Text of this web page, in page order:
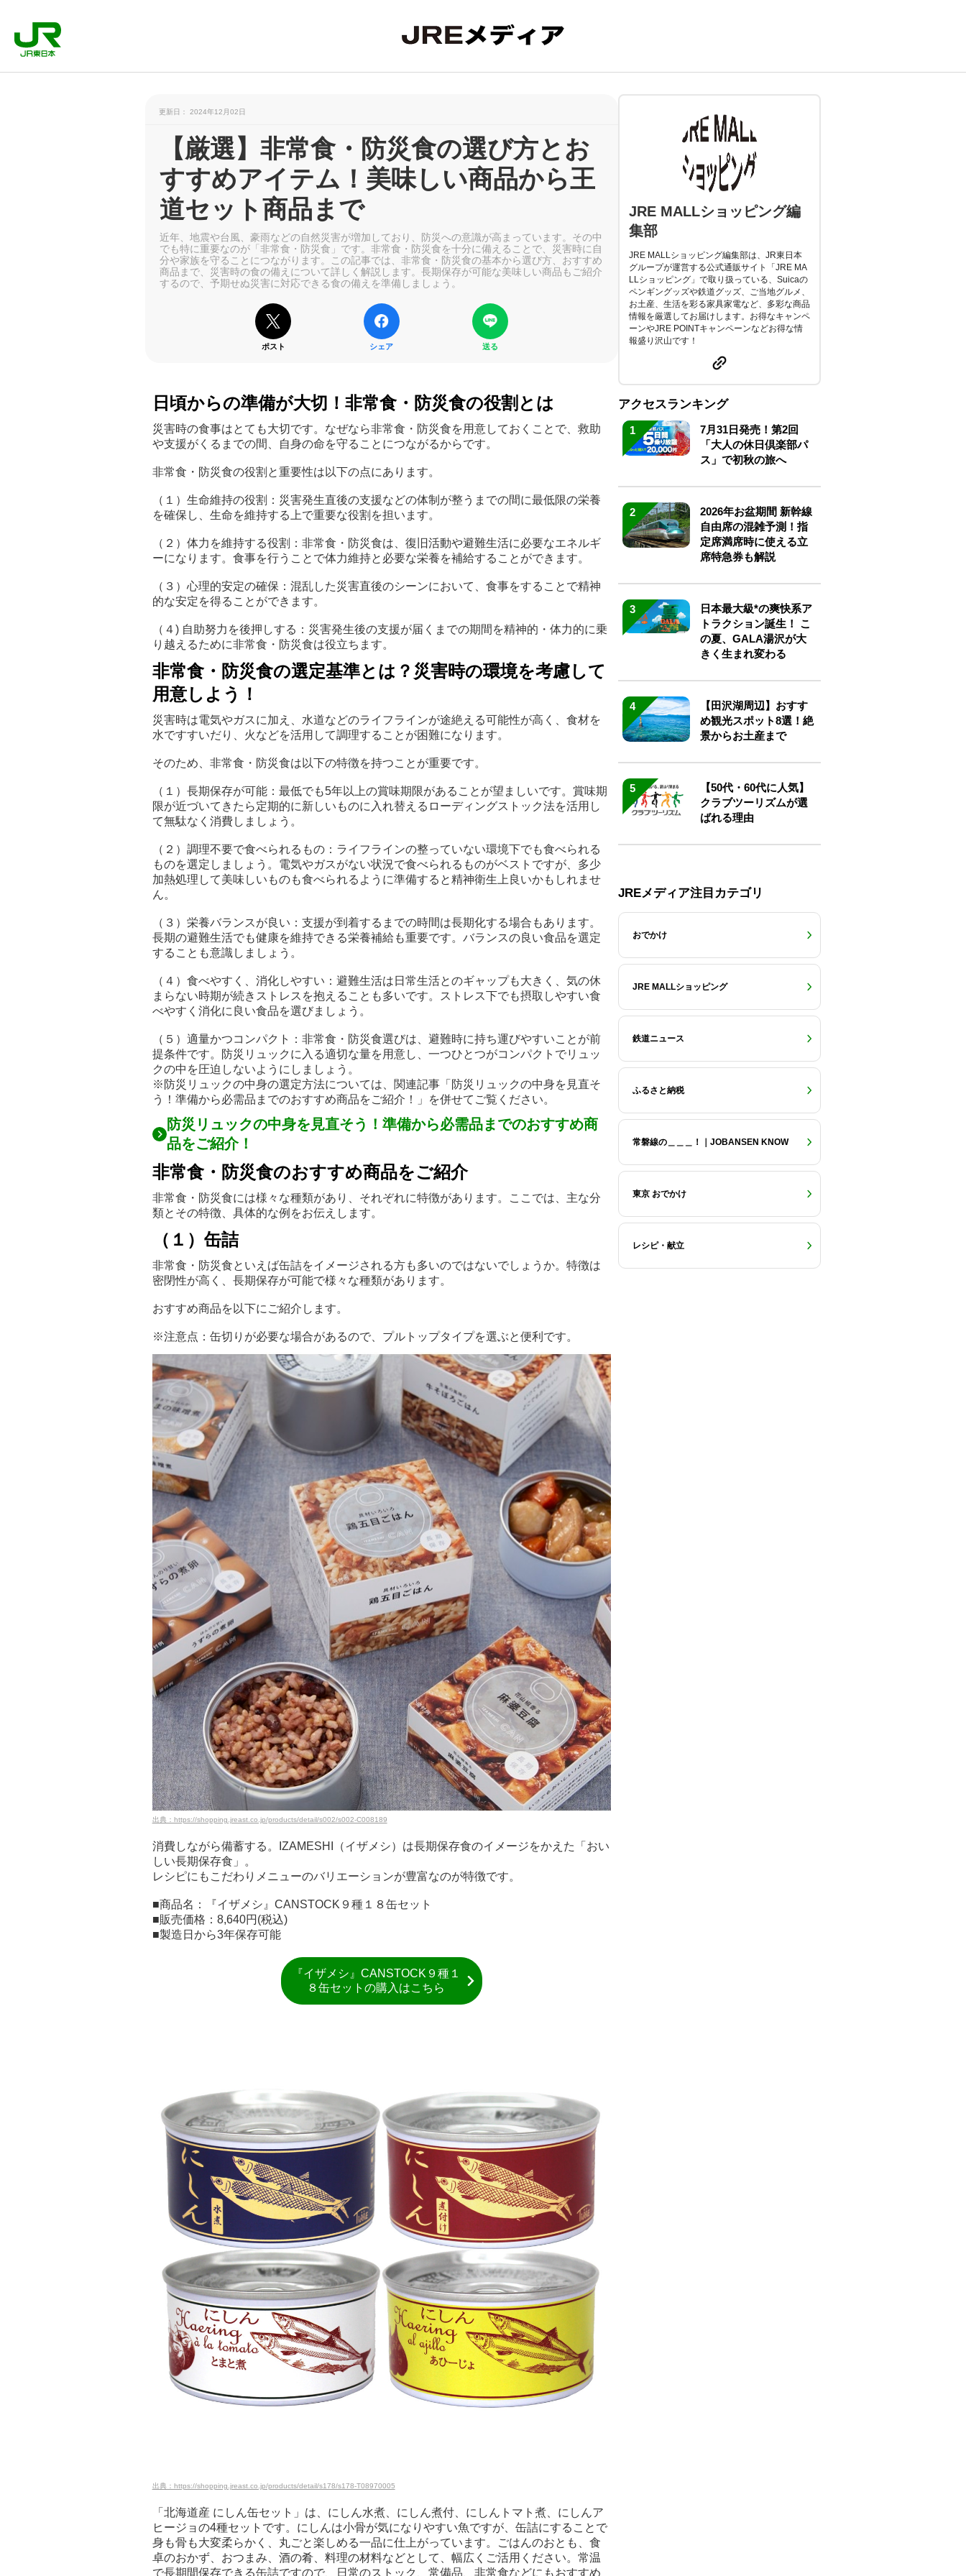
更新日： 2024年12月02日
【厳選】非常食・防災食の選び方とお
すすめアイテム！美味しい商品から王
道セット商品まで
近年、地震や台風、豪雨などの自然災害が増加しており、防災への意識が高まっています。その中
でも特に重要なのが「非常食・防災食」です。非常食・防災食を十分に備えることで、災害時に自
分や家族を守ることにつながります。この記事では、非常食・防災食の基本から選び方、おすすめ
商品まで、災害時の食の備えについて詳しく解説します。長期保存が可能な美味しい商品もご紹介
するので、予期せぬ災害に対応できる食の備えを準備しましょう。
ポスト シェア 送る
日頃からの準備が大切！非常食・防災食の役割とは
災害時の食事はとても大切です。なぜなら非常食・防災食を用意しておくことで、救助
や支援がくるまでの間、自身の命を守ることにつながるからです。
非常食・防災食の役割と重要性は以下の点にあります。
（１）生命維持の役割：災害発生直後の支援などの体制が整うまでの間に最低限の栄養
を確保し、生命を維持する上で重要な役割を担います。
（２）体力を維持する役割：非常食・防災食は、復旧活動や避難生活に必要なエネルギ
ーになります。食事を行うことで体力維持と必要な栄養を補給することができます。
（３）心理的安定の確保：混乱した災害直後のシーンにおいて、食事をすることで精神
的な安定を得ることができます。
（４) 自助努力を後押しする：災害発生後の支援が届くまでの期間を精神的・体力的に乗
り越えるために非常食・防災食は役立ちます。
非常食・防災食の選定基準とは？災害時の環境を考慮して
用意しよう！
災害時は電気やガスに加え、水道などのライフラインが途絶える可能性が高く、食材を
水ですすいだり、火などを活用して調理することが困難になります。
そのため、非常食・防災食は以下の特徴を持つことが重要です。
（１）長期保存が可能：最低でも5年以上の賞味期限があることが望ましいです。賞味期
限が近づいてきたら定期的に新しいものに入れ替えるローディングストック法を活用し
て無駄なく消費しましょう。
（２）調理不要で食べられるもの：ライフラインの整っていない環境下でも食べられる
ものを選定しましょう。電気やガスがない状況で食べられるものがベストですが、多少
加熱処理して美味しいものも食べられるように準備すると精神衛生上良いかもしれませ
ん。
（３）栄養バランスが良い：支援が到着するまでの時間は長期化する場合もあります。
長期の避難生活でも健康を維持できる栄養補給も重要です。バランスの良い食品を選定
することも意識しましょう。
（４）食べやすく、消化しやすい：避難生活は日常生活とのギャップも大きく、気の休
まらない時期が続きストレスを抱えることも多いです。ストレス下でも摂取しやすい食
べやすく消化に良い食品を選びましょう。
（５）適量かつコンパクト：非常食・防災食選びは、避難時に持ち運びやすいことが前
提条件です。防災リュックに入る適切な量を用意し、一つひとつがコンパクトでリュッ
クの中を圧迫しないようにしましょう。
※防災リュックの中身の選定方法については、関連記事「防災リュックの中身を見直そ
う！準備から必需品までのおすすめ商品をご紹介！」を併せてご覧ください。
防災リュックの中身を見直そう！準備から必需品までのおすすめ商
品をご紹介！
非常食・防災食のおすすめ商品をご紹介
非常食・防災食には様々な種類があり、それぞれに特徴があります。ここでは、主な分
類とその特徴、具体的な例をお伝えします。
（１）缶詰
非常食・防災食といえば缶詰をイメージされる方も多いのではないでしょうか。特徴は
密閉性が高く、長期保存が可能で様々な種類があります。
おすすめ商品を以下にご紹介します。
※注意点：缶切りが必要な場合があるので、プルトップタイプを選ぶと便利です。
出典：https://shopping.jreast.co.jp/products/detail/s002/s002-C008189
消費しながら備蓄する。IZAMESHI（イザメシ）は長期保存食のイメージをかえた「おい
しい長期保存食」。
レシピにもこだわりメニューのバリエーションが豊富なのが特徴です。
■商品名：『イザメシ』CANSTOCK９種１８缶セット
■販売価格：8,640円(税込)
■製造日から3年保存可能
『イザメシ』CANSTOCK９種１
８缶セットの購入はこちら
出典：https://shopping.jreast.co.jp/products/detail/s178/s178-T08970005
「北海道産 にしん缶セット」は、にしん水煮、にしん煮付、にしんトマト煮、にしんア
ヒージョの4種セットです。にしんは小骨が気になりやすい魚ですが、缶詰にすることで
身も骨も大変柔らかく、丸ごと楽しめる一品に仕上がっています。ごはんのおとも、食
卓のおかず、おつまみ、酒の肴、料理の材料などとして、幅広くご活用ください。常温
で長期間保存できる缶詰ですので、日常のストック、常備品、非常食などにもおすすめ
JRE MALLショッピング編
集部
JRE MALLショッピング編集部は、JR東日本
グループが運営する公式通販サイト「JRE MA
LLショッピング」で取り扱っている、Suicaの
ペンギングッズや鉄道グッズ、ご当地グルメ、
お土産、生活を彩る家具家電など、多彩な商品
情報を厳選してお届けします。お得なキャンペ
ーンやJRE POINTキャンペーンなどお得な情
報盛り沢山です！
アクセスランキング
1
7月31日発売！第2回
「大人の休日倶楽部パ
ス」で初秋の旅へ
2
2026年お盆期間 新幹線
自由席の混雑予測！指
定席満席時に使える立
席特急券も解説
3
日本最大級*の爽快系ア
トラクション誕生！ こ
の夏、GALA湯沢が大
きく生まれ変わる
4
【田沢湖周辺】おすす
め観光スポット8選！絶
景からお土産まで
5
【50代・60代に人気】
クラブツーリズムが選
ばれる理由
JREメディア注目カテゴリ
おでかけ
JRE MALLショッピング
鉄道ニュース
ふるさと納税
常磐線の＿＿＿！｜JOBANSEN KNOW
東京 おでかけ
レシピ・献立